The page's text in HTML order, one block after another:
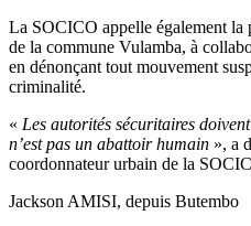
La SOCICO appelle également
de la commune Vulamba, à
en dénonçant tout mouvement
criminalité.
« Les autorités sécuritaires
n’est pas un abattoir humain », a
coordonnateur urbain de la
Jackson AMISI, depuis Butembo